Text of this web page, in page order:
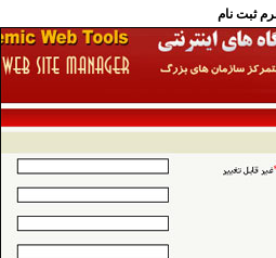
ثبت نام